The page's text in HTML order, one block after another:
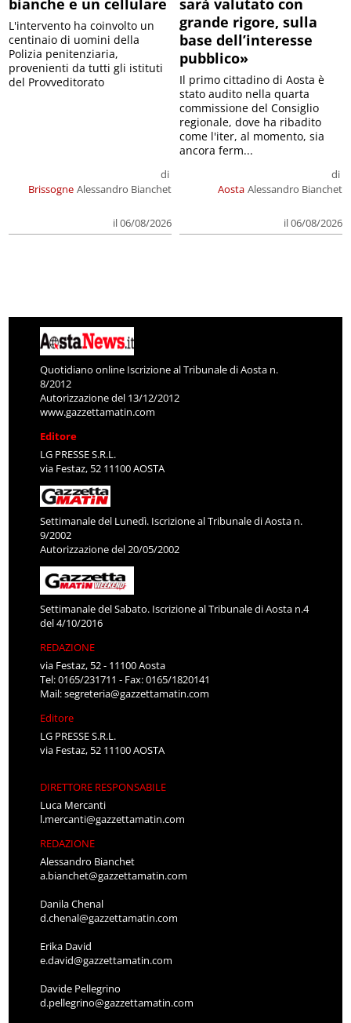
bianche e un cellulare
Brissogne
di
Alessandro Bianchet
il 06/08/2026
L'intervento ha coinvolto un
centinaio di uomini della
Polizia penitenziaria,
provenienti da tutti gli istituti
del Provveditorato
sarà valutato con
grande rigore, sulla
base dell’interesse
pubblico»
Aosta
di
Alessandro Bianchet
il 06/08/2026
Il primo cittadino di Aosta è
stato audito nella quarta
commissione del Consiglio
regionale, dove ha ribadito
come l'iter, al momento, sia
ancora ferm...
Quotidiano online Iscrizione al Tribunale di Aosta n.
8/2012
Autorizzazione del 13/12/2012
www.gazzettamatin.com
Editore
LG PRESSE S.R.L.
via Festaz, 52 11100 AOSTA
Settimanale del Lunedì. Iscrizione al Tribunale di Aosta n.
9/2002
Autorizzazione del 20/05/2002
Settimanale del Sabato. Iscrizione al Tribunale di Aosta n.4
del 4/10/2016
REDAZIONE
via Festaz, 52 - 11100 Aosta
Tel: 0165/231711 - Fax: 0165/1820141
Mail:segreteria@gazzettamatin.com
Editore
LG PRESSE S.R.L.
via Festaz, 52 11100 AOSTA
DIRETTORE RESPONSABILE
Luca Mercanti
l.mercanti@gazzettamatin.com
REDAZIONE
Alessandro Bianchet
a.bianchet@gazzettamatin.com
Danila Chenal
d.chenal@gazzettamatin.com
Erika David
e.david@gazzettamatin.com
Davide Pellegrino
d.pellegrino@gazzettamatin.com